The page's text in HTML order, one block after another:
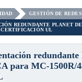
GESTIÓN DE REDES
REDUNDANTE PLANET DE
CERTIFICACIÓN UL
redundante
para MC-1500R/